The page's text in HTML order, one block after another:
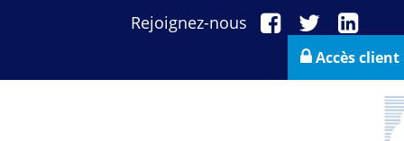
Rejoignez-nous
Accès client